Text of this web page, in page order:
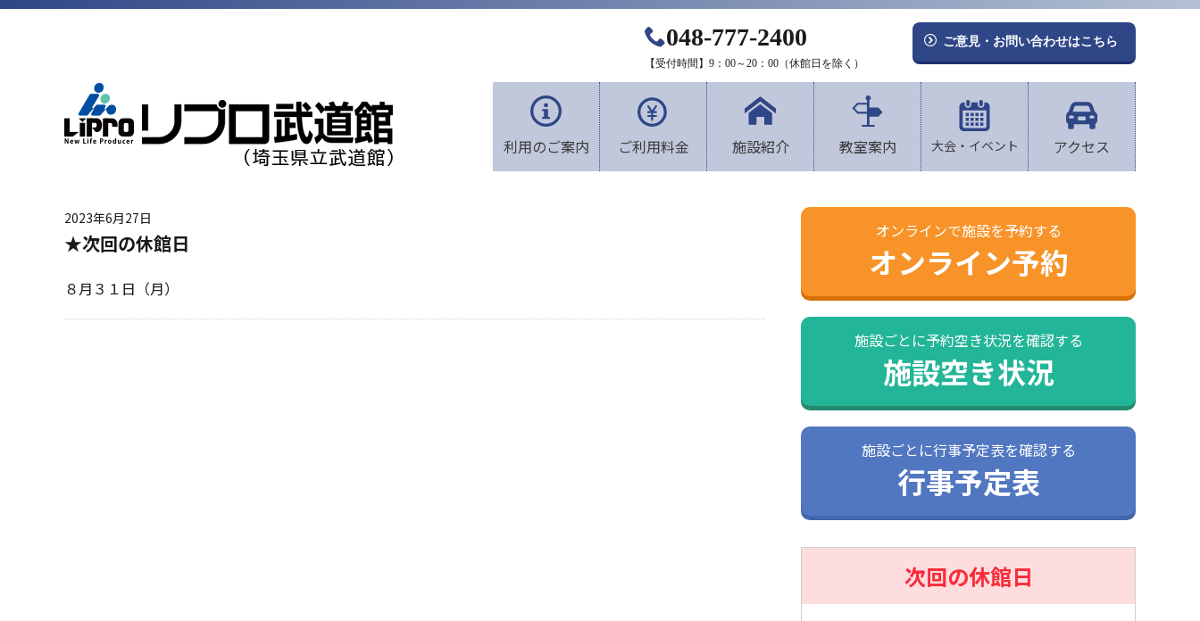
048-777-2400
【受付時間】9：00～20：00（休館日を除く）
ご意見・お問い合わせはこちら
利用のご案内 ご利用料金 施設紹介 教室案内 大会・イベント アクセス
2023年6月27日
★次回の休館日
８月３１日（月）
オンラインで施設を予約する
オンライン予約
施設ごとに予約空き状況を確認する
施設空き状況
施設ごとに行事予定表を確認する
行事予定表
次回の休館日